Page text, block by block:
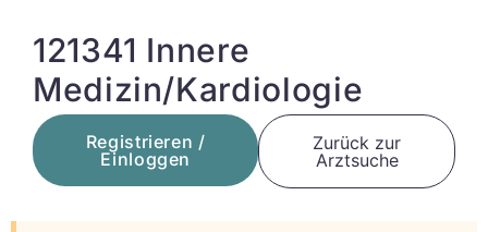
121341 Innere
Medizin/Kardiologie
Registrieren /
Einloggen
Zurück zur
Arztsuche